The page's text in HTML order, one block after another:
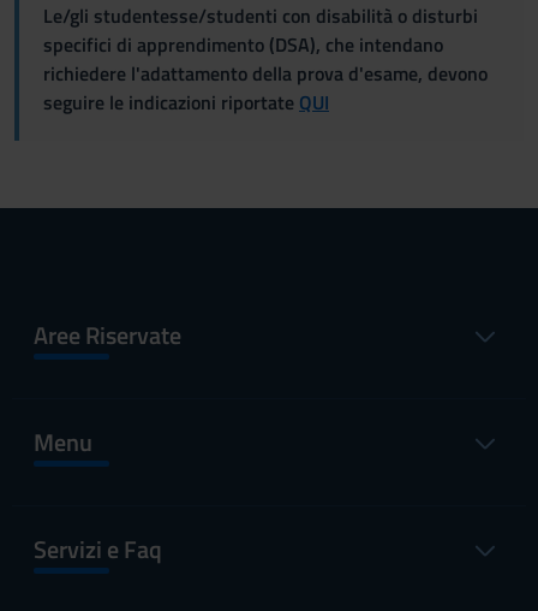
Le/gli studentesse/studenti con disabilità o disturbi
specifici di apprendimento (DSA), che intendano
richiedere l'adattamento della prova d'esame, devono
seguire le indicazioni riportate QUI
Aree Riservate
Menu
Servizi e Faq